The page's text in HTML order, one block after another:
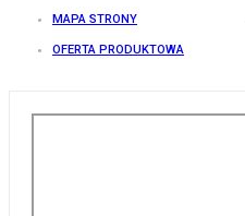
MAPA STRONY
OFERTA PRODUKTOWA